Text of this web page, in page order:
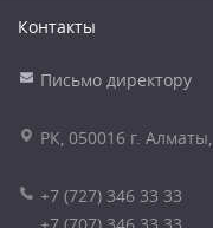
Контакты
Письмо директору
РК, 050016 г.
+7 (727) 346 33 33